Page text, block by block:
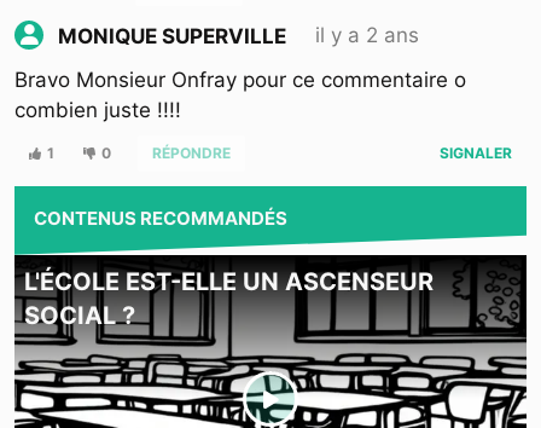
MONIQUE SUPERVILLE
il y a 2 ans
Bravo Monsieur Onfray pour ce commentaire o
combien juste !!!!
1 0 RÉPONDRE SIGNALER
CONTENUS RECOMMANDÉS
L'ÉCOLE EST-ELLE UN ASCENSEUR
SOCIAL ?